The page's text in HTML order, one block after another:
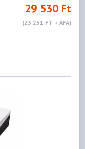
29 530 Ft
(23 251 FT + ÁFA)